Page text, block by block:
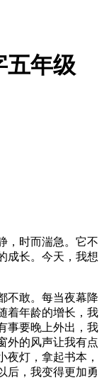
五年级
，时而湍急。它不
成长。今天，我想
不敢。每当夜幕降
着年龄的增长，我
事要晚上外出，我
外的风声让我有点
夜灯，拿起书本，
后，我变得更加勇